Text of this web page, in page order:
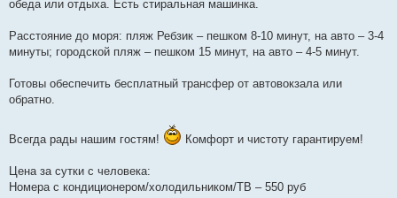
обеда или отдыха. Есть стиральная машинка.
Расстояние до моря: пляж Ребзик – пешком 8-10 минут, на авто – 3-4
минуты; городской пляж – пешком 15 минут, на авто – 4-5 минут.
Готовы обеспечить бесплатный трансфер от автовокзала или
обратно.
Всегда рады нашим гостям! Комфорт и чистоту гарантируем!
Цена за сутки с человека:
Номера с кондиционером/холодильником/ТВ – 550 руб